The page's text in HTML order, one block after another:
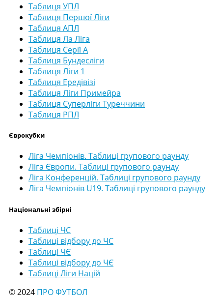
Таблиця УПЛ
Таблиця Першої Ліги
Таблиця АПЛ
Таблиця Ла Ліга
Таблиця Серії А
Таблиця Бундесліги
Таблиця Ліги 1
Таблиця Ередівізі
Таблиця Ліги Примейра
Таблиця Суперліги Туреччини
Таблиця РПЛ
Єврокубки
Ліга Чемпіонів. Таблиці групового раунду
Ліга Європи. Таблиці групового раунду
Ліга Конференцій. Таблиці групового раунду
Ліга Чемпіонів U19. Таблиці групового раунду
Національні збірні
Таблиці ЧС
Таблиці відбору до ЧС
Таблиці ЧЄ
Таблиці відбору до ЧЄ
Таблиці Ліги Націй
© 2024 ПРО ФУТБОЛ